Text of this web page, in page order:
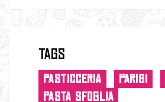
Tags
PASTICCERIA PARIGI
PASTA SFOGLIA